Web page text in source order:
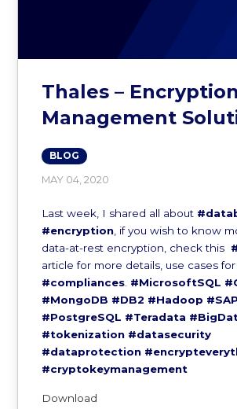
Thales –
Management
BLOG
MAY 04, 2020
Last week, I shared all about
#encryption, if you wish to know
data-at-rest encryption, check this
article for more details, use cases for
#compliances. #MicrosoftSQL
#MongoDB #DB2 #Hadoop
#PostgreSQL #Teradata
#tokenization #datasecurity
#dataprotection
#cryptokeymanagement
Download